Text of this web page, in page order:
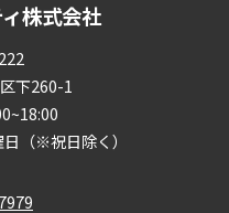
株式会社
下260-1
（※祝日除く）